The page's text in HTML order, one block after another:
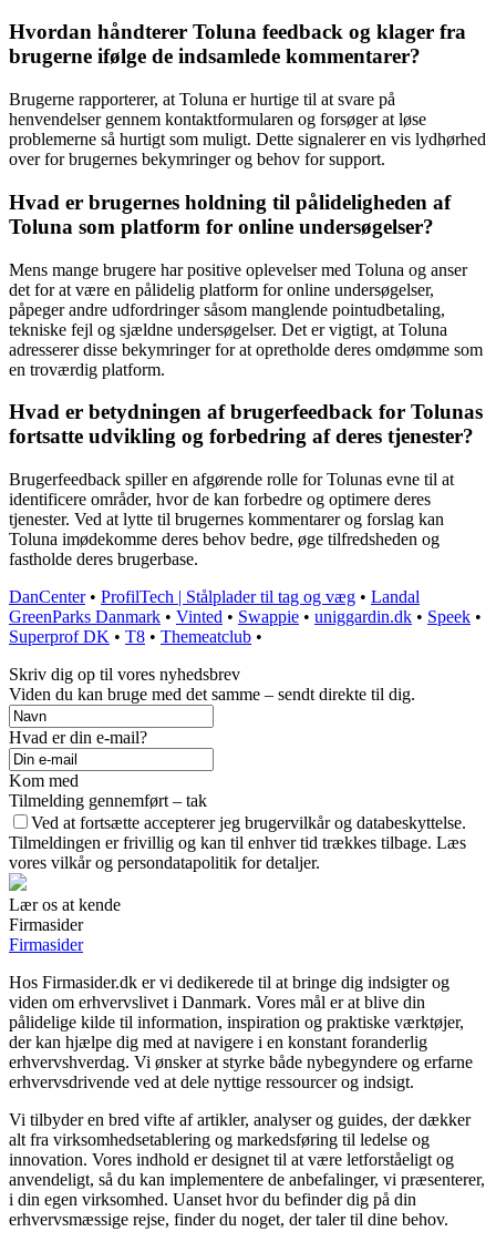
Hvordan håndterer Toluna feedback og klager fra
brugerne ifølge de indsamlede kommentarer?
Brugerne rapporterer, at Toluna er hurtige til at svare på
henvendelser gennem kontaktformularen og forsøger at løse
problemerne så hurtigt som muligt. Dette signalerer en vis lydhørhed
over for brugernes bekymringer og behov for support.
Hvad er brugernes holdning til pålideligheden af
Toluna som platform for online undersøgelser?
Mens mange brugere har positive oplevelser med Toluna og anser
det for at være en pålidelig platform for online undersøgelser,
påpeger andre udfordringer såsom manglende pointudbetaling,
tekniske fejl og sjældne undersøgelser. Det er vigtigt, at Toluna
adresserer disse bekymringer for at opretholde deres omdømme som
en troværdig platform.
Hvad er betydningen af brugerfeedback for Tolunas
fortsatte udvikling og forbedring af deres tjenester?
Brugerfeedback spiller en afgørende rolle for Tolunas evne til at
identificere områder, hvor de kan forbedre og optimere deres
tjenester. Ved at lytte til brugernes kommentarer og forslag kan
Toluna imødekomme deres behov bedre, øge tilfredsheden og
fastholde deres brugerbase.
DanCenter• ProfilTech | Stålplader til tag og væg • Landal
GreenParks Danmark • Vinted • Swappie • uniggardin.dk • Speek •
Superprof DK • T8 • Themeatclub •
Skriv dig op til vores nyhedsbrev
Viden du kan bruge med det samme – sendt direkte til dig.
Hvad er din e-mail?
Kom med
Tilmelding gennemført – tak
Ved at fortsætte accepterer jeg brugervilkår og databeskyttelse.
Tilmeldingen er frivillig og kan til enhver tid trækkes tilbage. Læs
vores vilkår og persondatapolitik for detaljer.
Lær os at kende
Firmasider
Firmasider
Hos Firmasider.dk er vi dedikerede til at bringe dig indsigter og
viden om erhvervslivet i Danmark. Vores mål er at blive din
pålidelige kilde til information, inspiration og praktiske værktøjer,
der kan hjælpe dig med at navigere i en konstant foranderlig
erhvervshverdag. Vi ønsker at styrke både nybegyndere og erfarne
erhvervsdrivende ved at dele nyttige ressourcer og indsigt.
Vi tilbyder en bred vifte af artikler, analyser og guides, der dækker
alt fra virksomhedsetablering og markedsføring til ledelse og
innovation. Vores indhold er designet til at være letforståeligt og
anvendeligt, så du kan implementere de anbefalinger, vi præsenterer,
i din egen virksomhed. Uanset hvor du befinder dig på din
erhvervsmæssige rejse, finder du noget, der taler til dine behov.